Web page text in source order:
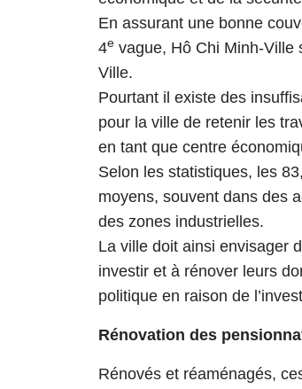
En assurant une bonne
4e vague, Hô Chi Minh-Ville
Ville.
Pourtant il existe des
pour la ville de retenir les
en tant que centre
Selon les statistiques, les
moyens, souvent dans des
des zones industrielles.
La ville doit ainsi envisager
investir et à rénover leurs
politique en raison de
Rénovation des
Rénovés et réaménagés,